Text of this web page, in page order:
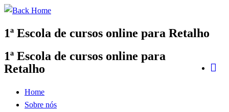
Skip
content
1ª Escola de cursos online para Retalho
1ª Escola de cursos online para
Retalho
Home
Sobre nós